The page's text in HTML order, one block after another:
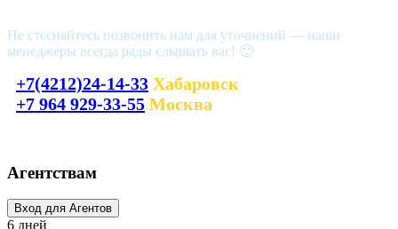
Не стесняйтесь позвонить нам для уточнений — наши
менеджеры всегда рады слышать вас! 🙂
+7(4212)24-14-33 Хабаровск
+7 964 929-33-55 Москва
Агентствам
6 дней